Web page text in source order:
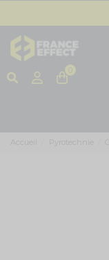
Accueil Pyrotechnie